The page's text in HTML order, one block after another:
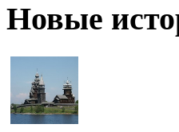
Новые